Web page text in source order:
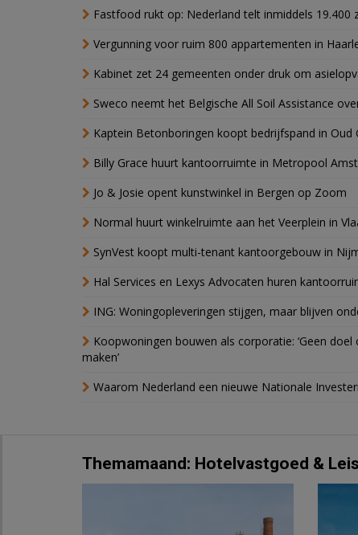
Fastfood rukt op: Nederland telt inmiddels 19.400
Vergunning voor ruim 800 appartementen in
Kabinet zet 24 gemeenten onder druk om
Sweco neemt het Belgische All Soil Assistance
Kaptein Betonboringen koopt bedrijfspand in Oud
Billy Grace huurt kantoorruimte in Metropool
Jo & Josie opent kunstwinkel in Bergen op Zoom
Normal huurt winkelruimte aan het Veerplein in
SynVest koopt multi-tenant kantoorgebouw in
Hal Services en Lexys Advocaten huren
ING: Woningopleveringen stijgen, maar blijven
Koopwoningen bouwen als corporatie: ‘Geen
maken’
Waarom Nederland een nieuwe Nationale
Themamaand: Hotelvastgoed &